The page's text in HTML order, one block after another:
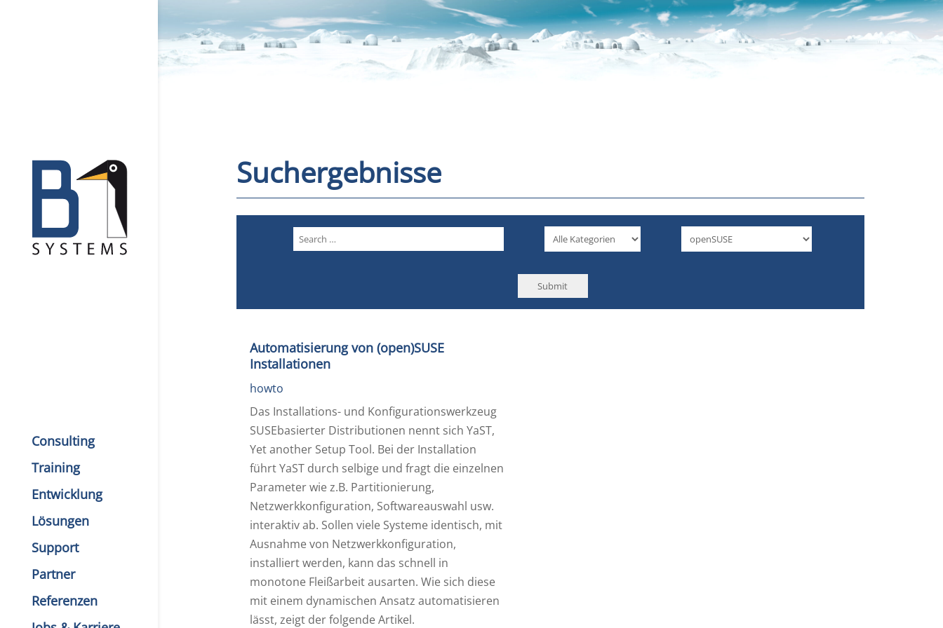
Consulting
Training
Entwicklung
Lösungen
Support
Partner
Referenzen
Suchergebnisse
Automatisierung von (open)SUSE
Installationen
howto
Das Installations- und Konfigurationswerkzeug
SUSEbasierter Distributionen nennt sich YaST,
Yet another Setup Tool. Bei der Installation
führt YaST durch selbige und fragt die einzelnen
Parameter wie z.B. Partitionierung,
Netzwerkkonfiguration, Softwareauswahl usw.
interaktiv ab. Sollen viele Systeme identisch, mit
Ausnahme von Netzwerkkonfiguration,
installiert werden, kann das schnell in
monotone Fleißarbeit ausarten. Wie sich diese
mit einem dynamischen Ansatz automatisieren
lässt, zeigt der folgende Artikel.